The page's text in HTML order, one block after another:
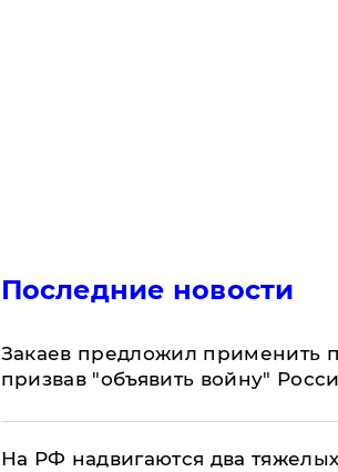
Последние новости
Закаев предложил применить
призвав "объявить войну"
На РФ надвигаются два